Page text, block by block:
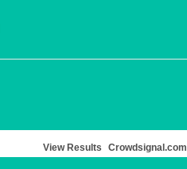
View Results Crowdsignal.com